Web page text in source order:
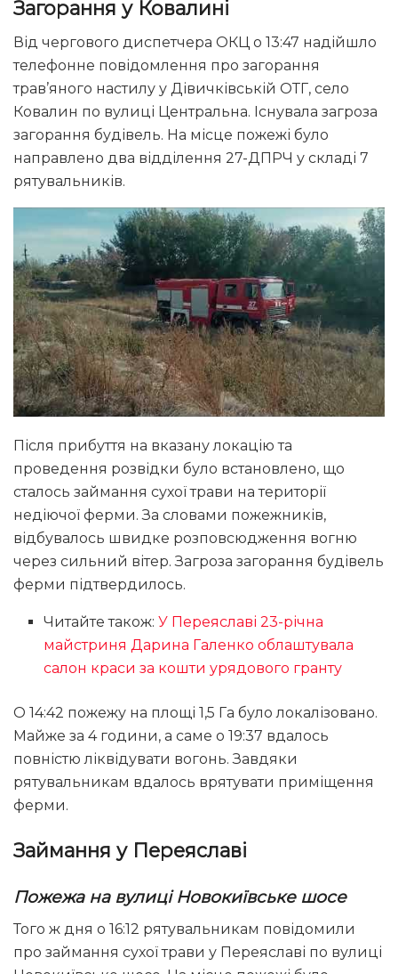
Загорання у Ковалині
Від чергового диспетчера ОКЦ о 13:47 надійшло
телефонне повідомлення про загорання
трав’яного настилу у Дівичківській ОТГ, село
Ковалин по вулиці Центральна. Існувала загроза
загорання будівель. На місце пожежі було
направлено два відділення 27-ДПРЧ у складі 7
рятувальників.
Після прибуття на вказану локацію та
проведення розвідки було встановлено, що
сталось займання сухої трави на території
недіючої ферми. За словами пожежників,
відбувалось швидке розповсюдження вогню
через сильний вітер. Загроза загорання будівель
ферми підтвердилось.
Читайте також:У Переяславі 23-річна
майстриня Дарина Галенко облаштувала
салон краси за кошти урядового гранту
О 14:42 пожежу на площі 1,5 Га було локалізовано.
Майже за 4 години, а саме о 19:37 вдалось
повністю ліквідувати вогонь. Завдяки
рятувальникам вдалось врятувати приміщення
ферми.
Займання у Переяславі
Пожежа на вулиці Новокиївське шосе
Того ж дня о 16:12 рятувальникам повідомили
про займання сухої трави у Переяславі по вулиці